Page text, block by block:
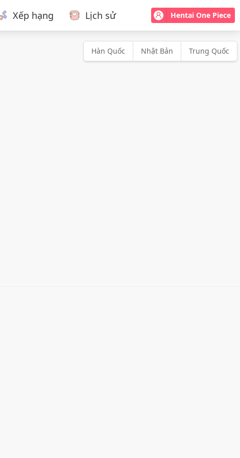
Hentai One Piece
Xếp hạng Lịch sử
Hàn Quốc Nhật Bản Trung Quốc